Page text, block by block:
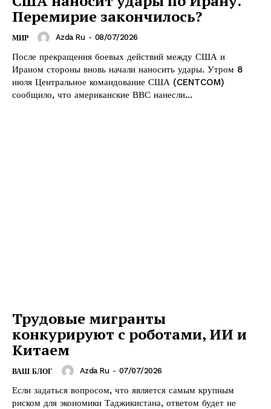
Перемирие закончилось?
МИР Azda Ru - 08/07/2026
После прекращения боевых действий между США и
Ираном стороны вновь начали наносить удары. Утром 8
июля Центральное командование США (CENTCOM)
сообщило, что американские ВВС нанесли...
Трудовые мигранты
конкурируют с роботами, ИИ и
Китаем
ВАШ БЛОГ Azda Ru - 07/07/2026
Если задаться вопросом, что является самым крупным
риском для экономики Таджикистана, ответом будет не